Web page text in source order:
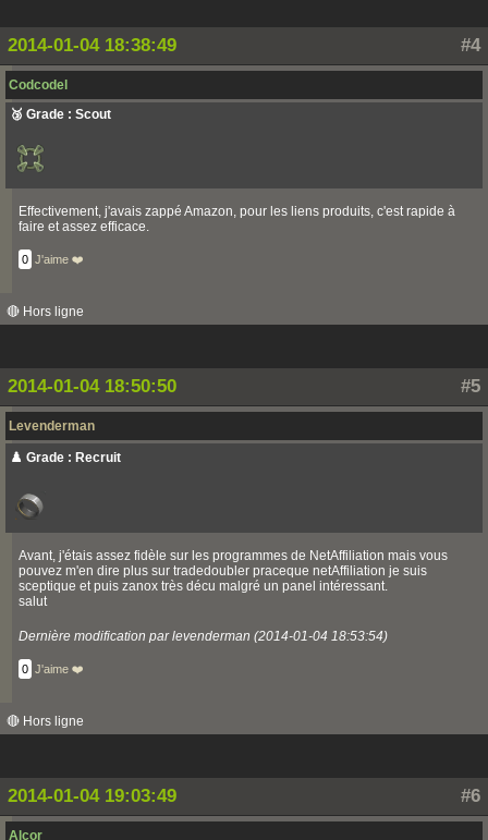
#4
2014-01-04 18:38:49
Codcodel
🥉 Grade : Scout
Effectivement, j'avais zappé Amazon, pour les liens produits, c'est rapide à
faire et assez efficace.
0 J'aime ❤️
🔴 Hors ligne
#5
2014-01-04 18:50:50
Levenderman
♟️ Grade : Recruit
Avant, j'étais assez fidèle sur les programmes de NetAffiliation mais vous
pouvez m'en dire plus sur tradedoubler praceque netAffiliation je suis
sceptique et puis zanox très décu malgré un panel intéressant.
salut
Dernière modification par levenderman (2014-01-04 18:53:54)
0 J'aime ❤️
🔴 Hors ligne
#6
2014-01-04 19:03:49
Alcor